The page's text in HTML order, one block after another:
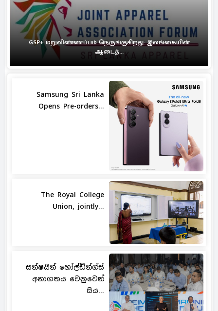
GSP+ மறுவிண்ணப்பம் நெருங்குகிறது: இலங்கையின்
ஆடைத்...
Samsung Sri Lanka
Opens Pre-orders...
The Royal College
Union, jointly...
සන්ෂයින් හෝල්ඩින්ග්ස්
අනාගතය වෙනුවෙන්
සිය...